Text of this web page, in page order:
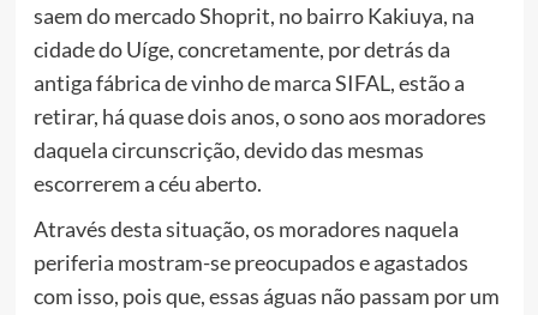
saem do mercado Shoprit, no bairro Kakiuya, na
cidade do Uíge, concretamente, por detrás da
antiga fábrica de vinho de marca SIFAL, estão a
retirar, há quase dois anos, o sono aos moradores
daquela circunscrição, devido das mesmas
escorrerem a céu aberto.
Através desta situação, os moradores naquela
periferia mostram-se preocupados e agastados
com isso, pois que, essas águas não passam por um